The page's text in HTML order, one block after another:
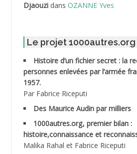
ABDELLI Mohamed *
ABDELMOUMENE Ahmed
ABDESMED Mohamed ben Kaddour
ABDESSELAMI Kouider
ABDESSLEM Ahmed dit le Coiffeur
ABDOUDOU
Djaouzidans OZANNE Yves
Le projet 1000autres.org
Histoire d’un fichier secret : la
personnes enlevées par l’armée
1957.
Par Fabrice Riceputi
Des Maurice Audin par milliers
1000autres.org, premier bilan :
histoire,connaissance et
Malika Rahal et Fabrice Riceputi